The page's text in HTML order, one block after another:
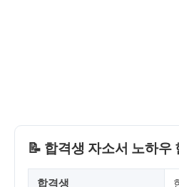
📝 합격생 자소서 노하우
합격생